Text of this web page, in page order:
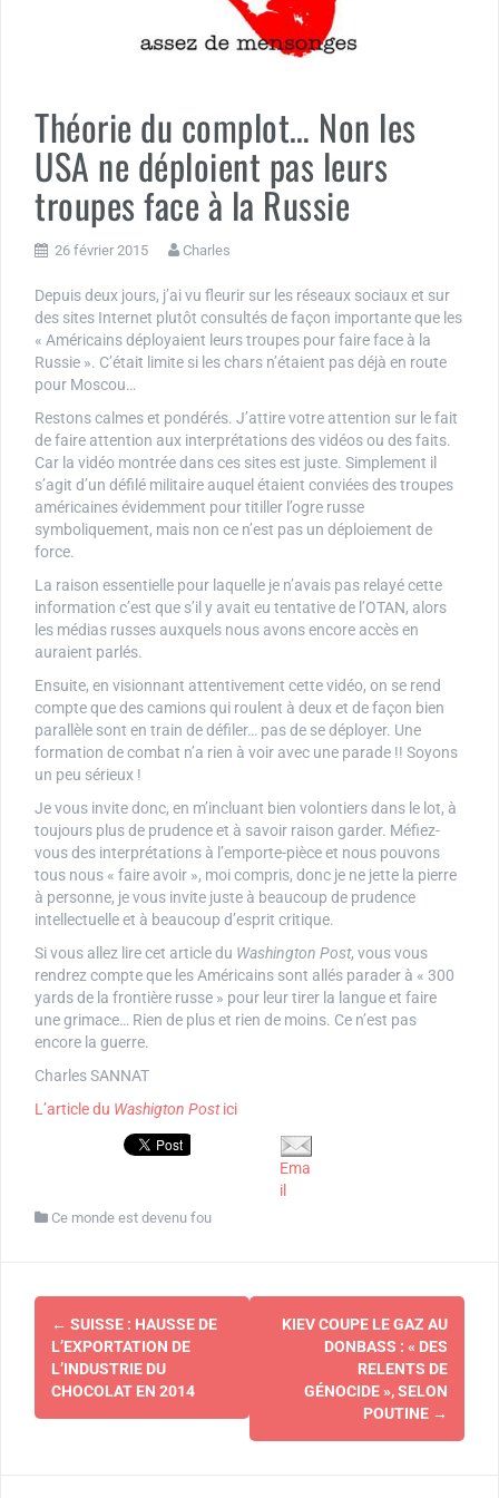
Théorie du complot… Non les
USA ne déploient pas leurs
troupes face à la Russie
26 février 2015 Charles
Depuis deux jours, j’ai vu fleurir sur les réseaux sociaux et sur
des sites Internet plutôt consultés de façon importante que les
« Américains déployaient leurs troupes pour faire face à la
Russie ». C’était limite si les chars n’étaient pas déjà en route
pour Moscou…
Restons calmes et pondérés. J’attire votre attention sur le fait
de faire attention aux interprétations des vidéos ou des faits.
Car la vidéo montrée dans ces sites est juste. Simplement il
s’agit d’un défilé militaire auquel étaient conviées des troupes
américaines évidemment pour titiller l’ogre russe
symboliquement, mais non ce n’est pas un déploiement de
force.
La raison essentielle pour laquelle je n’avais pas relayé cette
information c’est que s’il y avait eu tentative de l’OTAN, alors
les médias russes auxquels nous avons encore accès en
auraient parlés.
Ensuite, en visionnant attentivement cette vidéo, on se rend
compte que des camions qui roulent à deux et de façon bien
parallèle sont en train de défiler… pas de se déployer. Une
formation de combat n’a rien à voir avec une parade !! Soyons
un peu sérieux !
Je vous invite donc, en m’incluant bien volontiers dans le lot, à
toujours plus de prudence et à savoir raison garder. Méfiez-
vous des interprétations à l’emporte-pièce et nous pouvons
tous nous « faire avoir », moi compris, donc je ne jette la pierre
à personne, je vous invite juste à beaucoup de prudence
intellectuelle et à beaucoup d’esprit critique.
Si vous allez lire cet article du Washington Post, vous vous
rendrez compte que les Américains sont allés parader à « 300
yards de la frontière russe » pour leur tirer la langue et faire
une grimace… Rien de plus et rien de moins. Ce n’est pas
encore la guerre.
Charles SANNAT
L’article du Washigton Postici
Ema
il
Ce monde est devenu fou
Navigation
d'article
← SUISSE : HAUSSE DE
L’EXPORTATION DE
L’INDUSTRIE DU
CHOCOLAT EN 2014
KIEV COUPE LE GAZ AU
DONBASS : « DES
RELENTS DE
GÉNOCIDE », SELON
POUTINE →